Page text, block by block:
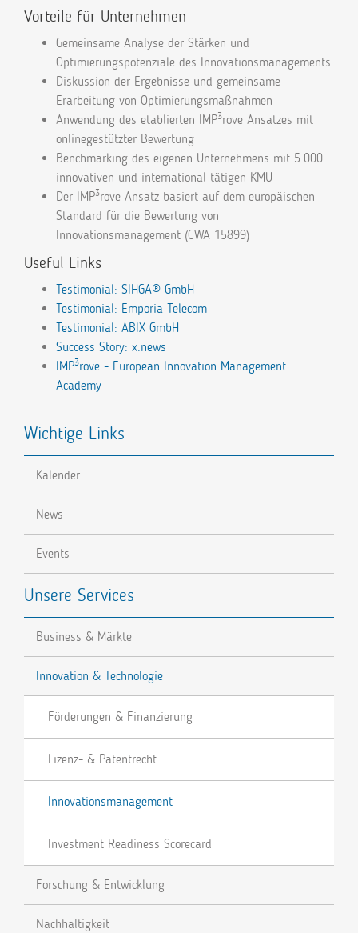
Vorteile für Unternehmen
Gemeinsame Analyse der Stärken und
Optimierungspotenziale des Innovationsmanagements
Diskussion der Ergebnisse und gemeinsame
Erarbeitung von Optimierungsmaßnahmen
Anwendung des etablierten IMP3rove Ansatzes mit
onlinegestützter Bewertung
Benchmarking des eigenen Unternehmens mit 5.000
innovativen und international tätigen KMU
Der IMP3rove Ansatz basiert auf dem europäischen
Standard für die Bewertung von
Innovationsmanagement (CWA 15899)
Useful Links
Testimonial: SIHGA® GmbH
Testimonial: Emporia Telecom
Testimonial: ABIX GmbH
Success Story: x.news
IMP3rove - European Innovation Management
Academy
Wichtige Links
Kalender
News
Events
Unsere Services
Business & Märkte
Innovation & Technologie
Förderungen & Finanzierung
Lizenz- & Patentrecht
Innovationsmanagement
Investment Readiness Scorecard
Forschung & Entwicklung
Nachhaltigkeit